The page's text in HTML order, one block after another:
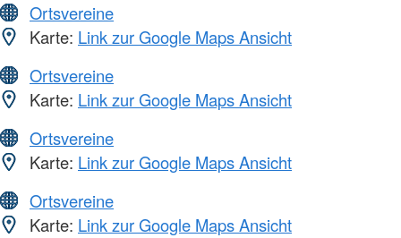
Ortsvereine
Karte: Link zur Google Maps Ansicht
Ortsvereine
Karte: Link zur Google Maps Ansicht
Ortsvereine
Karte: Link zur Google Maps Ansicht
Ortsvereine
Karte: Link zur Google Maps Ansicht